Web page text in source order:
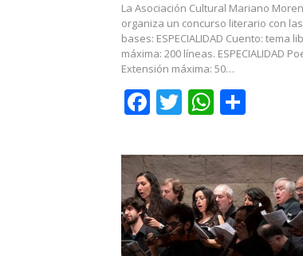
La Asociación Cultural Mariano
organiza un concurso literario con
bases: ESPECIALIDAD Cuento: tema
máxima: 200 líneas. ESPECIALIDAD
Extensión máxima: 50…
Facebook
Twitter